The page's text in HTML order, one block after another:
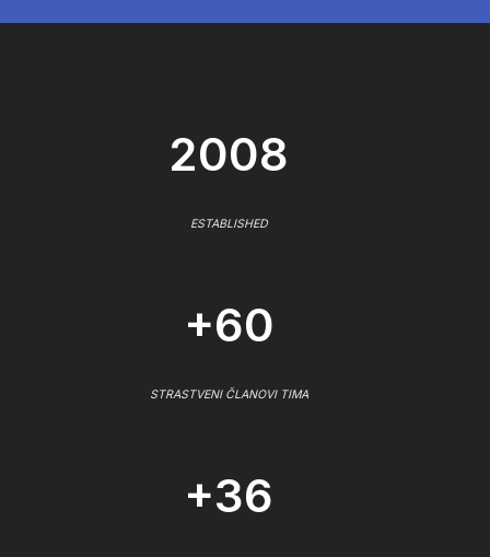
2008
ESTABLISHED
+60
STRASTVENI ČLANOVI TIMA
+36